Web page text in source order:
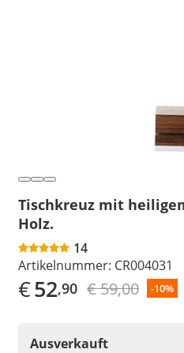
Tischkreuz mit
Holz.
14
Artikelnummer: CR004031
€52,90 € 59,00 -10%
Ausverkauft